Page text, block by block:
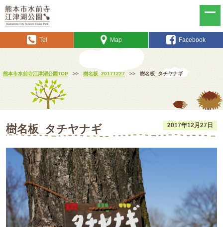
Tel Map Facebook
熊本市水前寺江津湖公園TOP >> 樹名板_20171227 >> 樹名板_タチヤナギ
2017年12月27日
樹名板_タチヤナギ